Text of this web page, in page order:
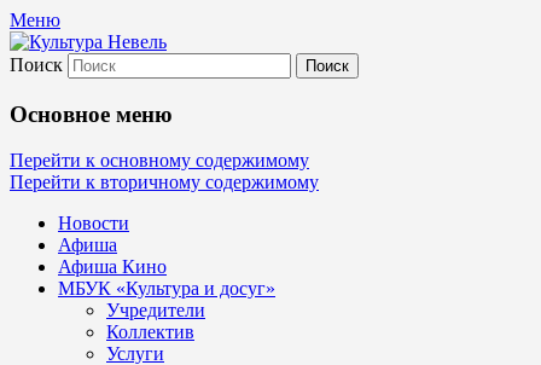
Меню
Культура Невель
МБУК Невельского района "Культура
и досуг"
Поиск
Основное меню
Перейти к основному содержимому
Перейти к вторичному содержимому
Новости
Афиша
Афиша Кино
МБУК «Культура и досуг»
Учредители
Коллектив
Услуги